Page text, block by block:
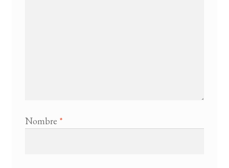
Nombre *